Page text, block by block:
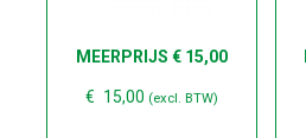
MEERPRIJS € 15,00
€ 15,00 (excl. BTW)